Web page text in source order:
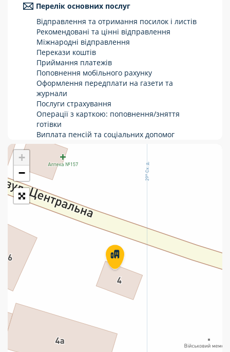
Укрпошта Експрес/тариф «Пріоритетний»
Укрпошта Стандарт/тариф «Базовий»
Доставка за межі України
Прийом вантажів
Фінансові послуги:
Термінові перекази
Перекази
Комунальні та інші платежі
Перелік основних послуг
Відправлення та отримання посилок і листів
Рекомендовані та цінні відправлення
Міжнародні відправлення
Перекази коштів
Приймання платежів
Поповнення мобільного рахунку
Оформлення передплати на газети та
журнали
Послуги страхування
Операції з карткою: поповнення/зняття
готівки
Виплата пенсій та соціальних допомог
Продаж товарів
Продаж марок та паковання
+
−